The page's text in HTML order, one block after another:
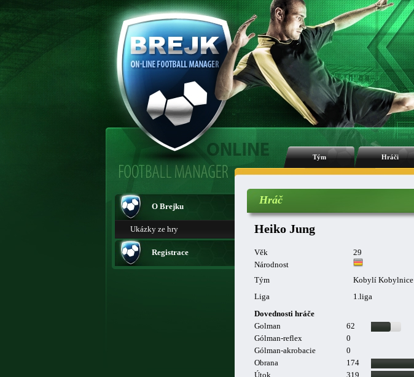
Tým Hráči
O Brejku
Ukázky ze hry
Registrace
Hráč
Heiko Jung
Věk 29
Národnost
Tým
Kobylí Kobylnice
Liga
1.liga
Dovednosti hráče
Golman
62
Gólman-reflex
0
Gólman-akrobacie
0
Obrana
174
Útok
319